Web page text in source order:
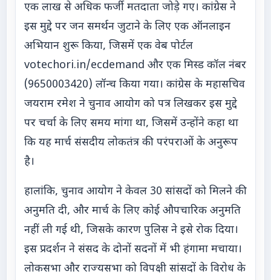
एक लाख से अधिक फर्जी मतदाता जोड़े गए। कांग्रेस ने
इस मुद्दे पर जन समर्थन जुटाने के लिए एक ऑनलाइन
अभियान शुरू किया, जिसमें एक वेब पोर्टल
votechori.in/ecdemand और एक मिस्ड कॉल नंबर
(9650003420) लॉन्च किया गया। कांग्रेस के महासचिव
जयराम रमेश ने चुनाव आयोग को पत्र लिखकर इस मुद्दे
पर चर्चा के लिए समय मांगा था, जिसमें उन्होंने कहा था
कि यह मार्च संसदीय लोकतंत्र की परंपराओं के अनुरूप
है।
हालांकि, चुनाव आयोग ने केवल 30 सांसदों को मिलने की
अनुमति दी, और मार्च के लिए कोई औपचारिक अनुमति
नहीं ली गई थी, जिसके कारण पुलिस ने इसे रोक दिया।
इस प्रदर्शन ने संसद के दोनों सदनों में भी हंगामा मचाया।
लोकसभा और राज्यसभा को विपक्षी सांसदों के विरोध के